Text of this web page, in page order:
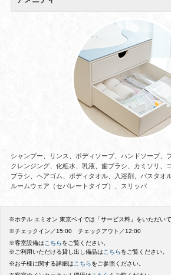
シャンプー、リンス、ボディソープ、ハンドソープ、
クレンジング、化粧水、乳液、歯ブラシ、カミソリ、
ブラシ、ヘアゴム、ボディタオル、入浴剤、バスタオ
ルームウェア（セパレートタイプ）、スリッパ
※ホテル エミオン 東京ベイでは「サービス料」をいただいて
※チェックイン／15:00 チェックアウト／12:00
※客室設備は こちらをご覧ください。
※ご利用いただける貸し出し備品は こちらをご覧ください。
※お子様に関する詳細は こちらをご参照ください。